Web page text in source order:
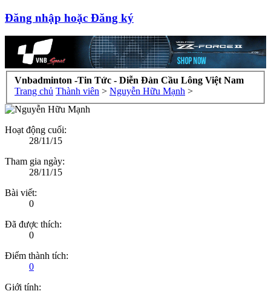
Đăng nhập hoặc Đăng ký
Vnbadminton -Tin Tức - Diễn Đàn Cầu Lông Việt Nam
Trang chủ Thành viên > Nguyễn Hữu Mạnh >
Hoạt động cuối:
28/11/15
Tham gia ngày:
28/11/15
Bài viết:
0
Đã được thích:
0
Điểm thành tích:
0
Giới tính: